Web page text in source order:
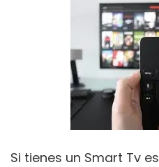
Si tienes un Smart Tv